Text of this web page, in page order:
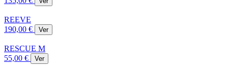
REEVE
190,00 €
Ver
RESCUE M
55,00 €
Ver